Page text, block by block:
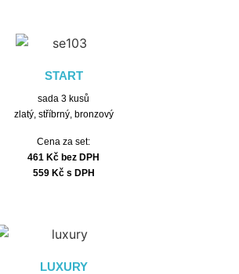
START
sada 3 kusů
zlatý, stříbrný, bronzový
Cena za set:
461 Kč bez DPH
559 Kč s DPH
LUXURY